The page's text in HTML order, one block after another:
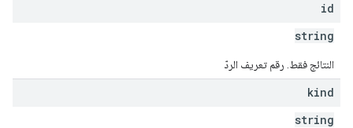
id
string
النتائج فقط. رقم تعريف الردّ
kind
string